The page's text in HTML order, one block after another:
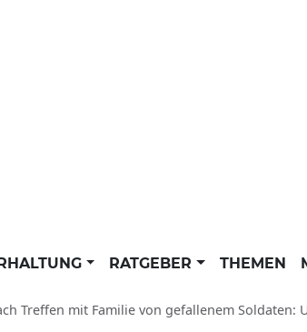
RATGEBER THEMEN
mit Familie von gefallenem Soldaten: US-